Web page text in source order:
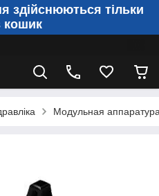
здійснюються тільки
кошик
Модульная